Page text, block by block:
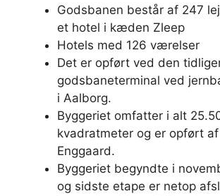
Godsbanen består af 247
et hotel i kæden Zleep
Hotels med 126 værelser
Det er opført ved den
godsbaneterminal ved
i Aalborg.
Byggeriet omfatter i alt
kvadratmeter og er opført
Enggaard.
Byggeriet begyndte i
og sidste etape er netop